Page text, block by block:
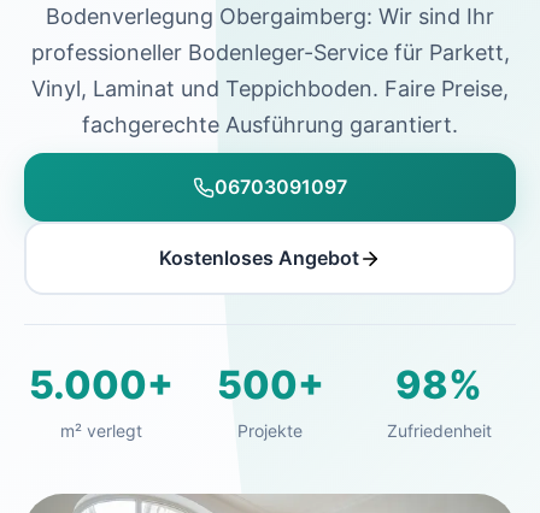
Bodenverlegung Obergaimberg: Wir sind Ihr
professioneller Bodenleger-Service für Parkett,
Vinyl, Laminat und Teppichboden. Faire Preise,
fachgerechte Ausführung garantiert.
06703091097
Kostenloses Angebot
5.000+
m² verlegt
500+
Projekte
98%
Zufriedenheit